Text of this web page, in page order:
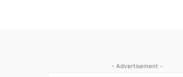
- Advertisement -